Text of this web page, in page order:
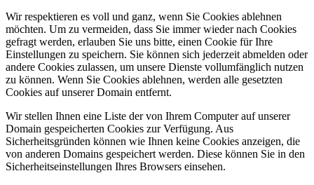
Wir respektieren es voll und ganz, wenn Sie Cookies ablehnen
möchten. Um zu vermeiden, dass Sie immer wieder nach Cookies
gefragt werden, erlauben Sie uns bitte, einen Cookie für Ihre
Einstellungen zu speichern. Sie können sich jederzeit abmelden oder
andere Cookies zulassen, um unsere Dienste vollumfänglich nutzen
zu können. Wenn Sie Cookies ablehnen, werden alle gesetzten
Cookies auf unserer Domain entfernt.
Wir stellen Ihnen eine Liste der von Ihrem Computer auf unserer
Domain gespeicherten Cookies zur Verfügung. Aus
Sicherheitsgründen können wie Ihnen keine Cookies anzeigen, die
von anderen Domains gespeichert werden. Diese können Sie in den
Sicherheitseinstellungen Ihres Browsers einsehen.